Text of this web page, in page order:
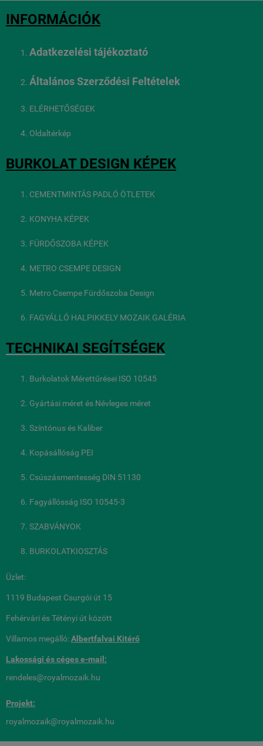
INFORMÁCIÓK
Adatkezelési tájékoztató
Általános Szerződési Feltételek
ELÉRHETŐSÉGEK
Oldaltérkép
BURKOLAT DESIGN KÉPEK
CEMENTMINTÁS PADLÓ ÖTLETEK
KONYHA KÉPEK
FÜRDŐSZOBA KÉPEK
METRO CSEMPE DESIGN
Metro Csempe Fürdőszoba Design
FAGYÁLLÓ HALPIKKELY MOZAIK GALÉRIA
TECHNIKAI SEGÍTSÉGEK
Burkolatok Mérettűrései ISO 10545
Gyártási méret és Névleges méret
Színtónus és Kaliber
Kopásállóság PEI
Csúszásmentesség DIN 51130
Fagyállósság ISO 10545-3
SZABVÁNYOK
BURKOLATKIOSZTÁS
Üzlet:
1119 Budapest Csurgói út 15
Fehérvári és Tétényi út között
Villamos megálló:Albertfalvai Kitérő
Lakossági és cégese-mail:
rendeles@royalmozaik.hu
Projekt:
royalmozaik@royalmozaik.hu